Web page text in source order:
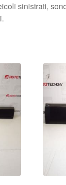
sinistrati,